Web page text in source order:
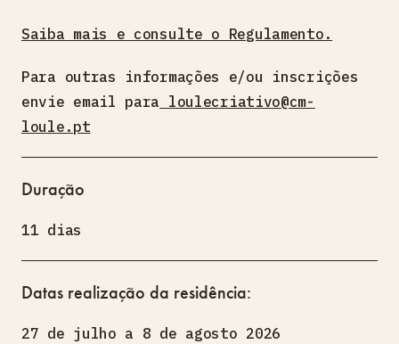
Saiba mais e consulte o Regulamento.
Para outras informações e/ou inscrições
envie email para loulecriativo@cm-
loule.pt
Duração
11 dias
Datas realização da residência:
27 de julho a 8 de agosto 2026